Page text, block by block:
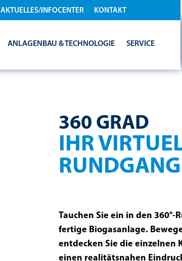
AKTUELLES/INFOCENTER KONTAKT
ANLAGENBAU & TECHNOLOGIE SERVICE
360 GRAD
IHR
RUNDGANG
Tauchen Sie ein in den
fertige Biogasanlage.
entdecken Sie die einzelnen
einen realitätsnahen